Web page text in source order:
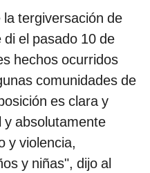
tergiversación de
el pasado 10 de
hechos ocurridos
comunidades de
es clara y
absolutamente
y violencia,
y niñas", dijo al